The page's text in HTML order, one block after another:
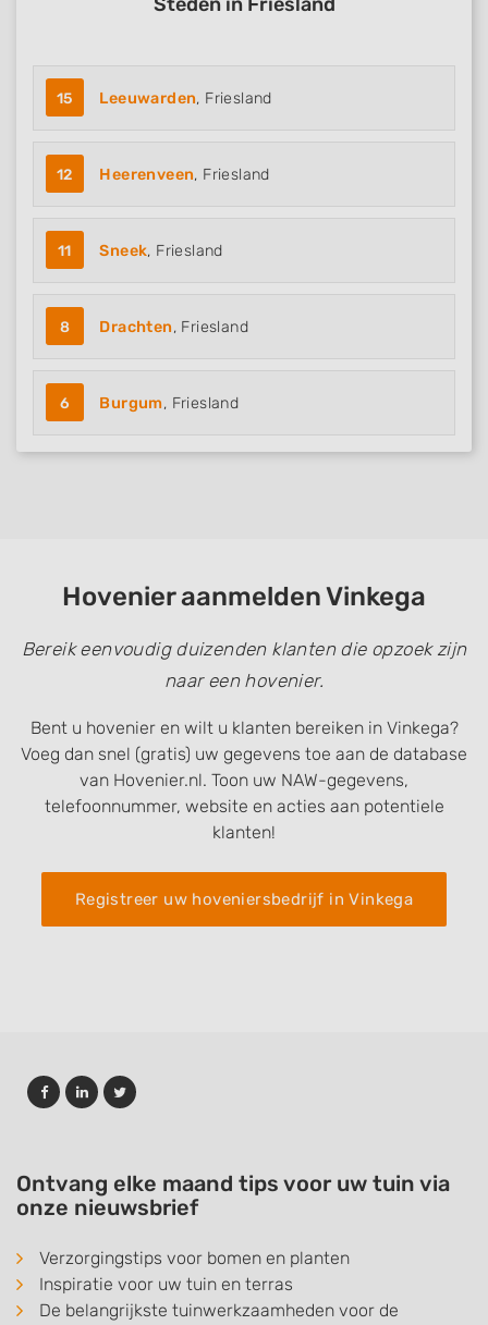
15 Leeuwarden, Friesland
12 Heerenveen, Friesland
11 Sneek, Friesland
8 Drachten, Friesland
6 Burgum, Friesland
Hovenier aanmelden Vinkega
Bereik eenvoudig duizenden klanten die opzoek zijn
naar een hovenier.
Bent u hovenier en wilt u klanten bereiken in Vinkega?
Voeg dan snel (gratis) uw gegevens toe aan de database
van Hovenier.nl. Toon uw NAW-gegevens,
telefoonnummer, website en acties aan potentiele
klanten!
Registreer uw hoveniersbedrijf in Vinkega
Ontvang elke maand tips voor uw tuin via
onze nieuwsbrief
Verzorgingstips voor bomen en planten
Inspiratie voor uw tuin en terras
De belangrijkste tuinwerkzaamheden voor de